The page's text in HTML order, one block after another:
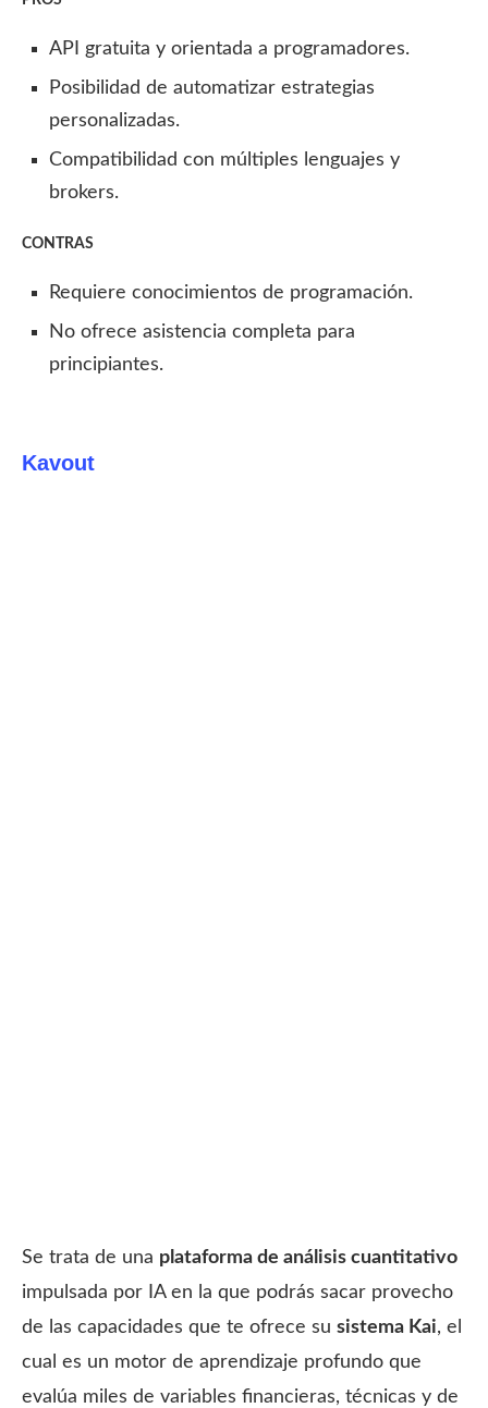
API gratuita y orientada a programadores.
Posibilidad de automatizar estrategias
personalizadas.
Compatibilidad con múltiples lenguajes y
brokers.
CONTRAS
Requiere conocimientos de programación.
No ofrece asistencia completa para
principiantes.
Kavout
Se trata de una plataforma de análisis cuantitativo
impulsada por IA en la que podrás sacar provecho
de las capacidades que te ofrece su sistema Kai, el
cual es un motor de aprendizaje profundo que
evalúa miles de variables financieras, técnicas y de